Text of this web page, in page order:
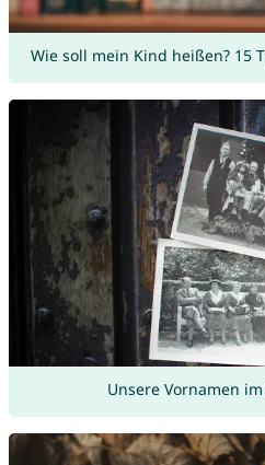
Wie soll mein Kind heißen? 15
Unsere Vornamen